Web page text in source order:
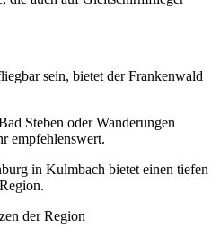
sein, bietet der Frankenwald
Steben oder Wanderungen
empfehlenswert.
in Kulmbach bietet einen tiefen
der Region